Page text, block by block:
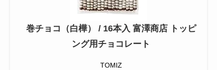
巻チョコ（白樺） / 16本入 富澤商店 トッピ
ング用チョコレート
TOMIZ